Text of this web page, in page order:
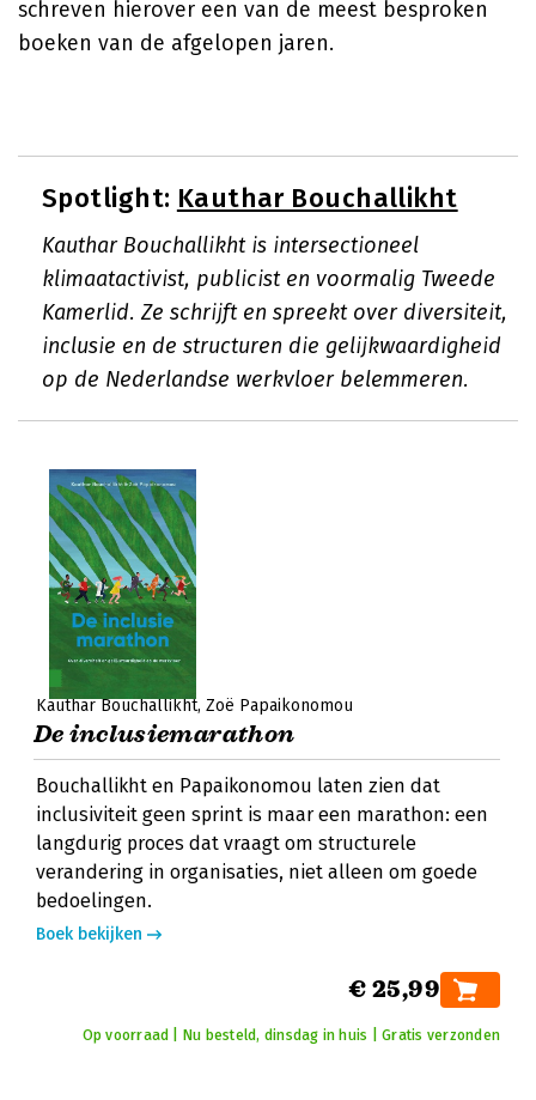
schreven hierover een van de meest besproken
boeken van de afgelopen jaren.
Spotlight: Kauthar Bouchallikht
Kauthar Bouchallikht is intersectioneel
klimaatactivist, publicist en voormalig Tweede
Kamerlid. Ze schrijft en spreekt over diversiteit,
inclusie en de structuren die gelijkwaardigheid
op de Nederlandse werkvloer belemmeren.
Kauthar Bouchallikht Zoë Papaikonomou
De inclusiemarathon
Bouchallikht en Papaikonomou laten zien dat
inclusiviteit geen sprint is maar een marathon: een
langdurig proces dat vraagt om structurele
verandering in organisaties, niet alleen om goede
bedoelingen.
Boek bekijken
€ 25,99
Op voorraad | Nu besteld, dinsdag in huis | Gratis verzonden